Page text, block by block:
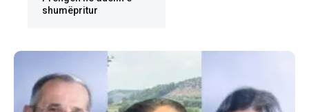
shumëpritur